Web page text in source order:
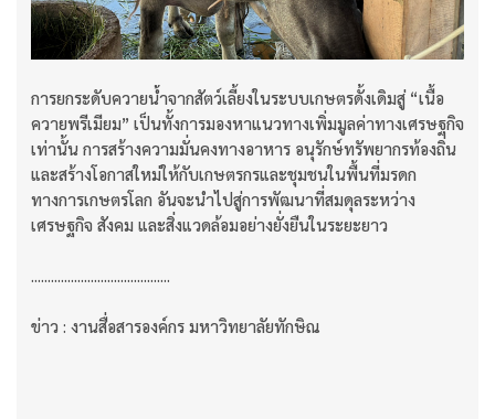
การยกระดับควายน้ำจากสัตว์เลี้ยงในระบบเกษตรดั้งเดิมสู่ “เนื้อ
ควายพรีเมียม” เป็นทั้งการมองหาแนวทางเพิ่มมูลค่าทางเศรษฐกิจ
เท่านั้น การสร้างความมั่นคงทางอาหาร อนุรักษ์ทรัพยากรท้องถิ่น
และสร้างโอกาสใหม่ให้กับเกษตรกรและชุมชนในพื้นที่มรดก
ทางการเกษตรโลก อันจะนำไปสู่การพัฒนาที่สมดุลระหว่าง
เศรษฐกิจ สังคม และสิ่งแวดล้อมอย่างยั่งยืนในระยะยาว
..........................................
ข่าว : งานสื่อสารองค์กร มหาวิทยาลัยทักษิณ